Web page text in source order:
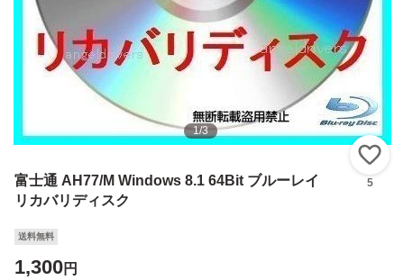
1/3
富士通 AH77/M Windows 8.1 64Bit ブルーレイ
リカバリディスク
5
送料無料
1,300円